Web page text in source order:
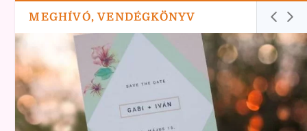
MEGHÍVÓ, VENDÉGKÖNYV